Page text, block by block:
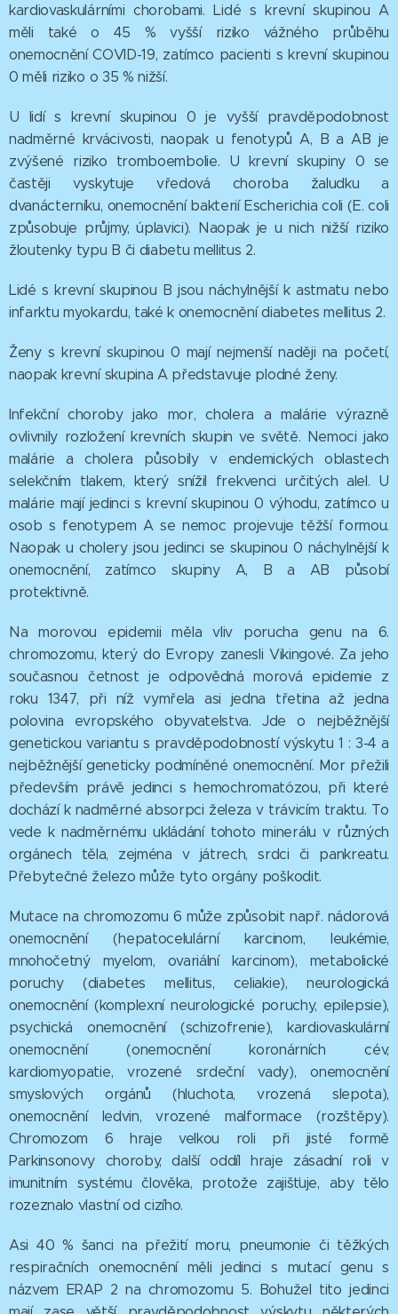
kardiovaskulárními chorobami. Lidé s krevní skupinou A
měli také o 45 % vyšší riziko vážného průběhu
onemocnění COVID-19, zatímco pacienti s krevní skupinou
0 měli riziko o 35 % nižší.
U lidí s krevní skupinou 0 je vyšší pravděpodobnost
nadměrné krvácivosti, naopak u fenotypů A, B a AB je
zvýšené riziko tromboembolie. U krevní skupiny 0 se
častěji vyskytuje vředová choroba žaludku a
dvanácterníku, onemocnění bakterií Escherichia coli (E. coli
způsobuje průjmy, úplavici). Naopak je u nich nižší riziko
žloutenky typu B či diabetu mellitus 2.
Lidé s krevní skupinou B jsou náchylnější k astmatu nebo
infarktu myokardu, také k onemocnění diabetes mellitus 2.
Ženy s krevní skupinou 0 mají nejmenší naději na početí,
naopak krevní skupina A představuje plodné ženy.
Infekční choroby jako mor, cholera a malárie výrazně
ovlivnily rozložení krevních skupin ve světě. Nemoci jako
malárie a cholera působily v endemických oblastech
selekčním tlakem, který snížil frekvenci určitých alel. U
malárie mají jedinci s krevní skupinou 0 výhodu, zatímco u
osob s fenotypem A se nemoc projevuje těžší formou.
Naopak u cholery jsou jedinci se skupinou 0 náchylnější k
onemocnění, zatímco skupiny A, B a AB působí
protektivně.
Na morovou epidemii měla vliv porucha genu na 6.
chromozomu, který do Evropy zanesli Vikingové. Za jeho
současnou četnost je odpovědná morová epidemie z
roku 1347, při níž vymřela asi jedna třetina až jedna
polovina evropského obyvatelstva. Jde o nejběžnější
genetickou variantu s pravděpodobností výskytu 1 : 3-4 a
nejběžnější geneticky podmíněné onemocnění. Mor přežili
především právě jedinci s hemochromatózou, při které
dochází k nadměrné absorpci železa v trávicím traktu. To
vede k nadměrnému ukládání tohoto minerálu v různých
orgánech těla, zejména v játrech, srdci či pankreatu.
Přebytečné železo může tyto orgány poškodit.
Mutace na chromozomu 6 může způsobit např. nádorová
onemocnění (hepatocelulární karcinom, leukémie,
mnohočetný myelom, ovariální karcinom), metabolické
poruchy (diabetes mellitus, celiakie), neurologická
onemocnění (komplexní neurologické poruchy, epilepsie),
psychická onemocnění (schizofrenie), kardiovaskulární
onemocnění (onemocnění koronárních cév,
kardiomyopatie, vrozené srdeční vady), onemocnění
smyslových orgánů (hluchota, vrozená slepota),
onemocnění ledvin, vrozené malformace (rozštěpy).
Chromozom 6 hraje velkou roli při jisté formě
Parkinsonovy choroby, další oddíl hraje zásadní roli v
imunitním systému člověka, protože zajišťuje, aby tělo
rozeznalo vlastní od cizího.
Asi 40 % šanci na přežití moru, pneumonie či těžkých
respiračních onemocnění měli jedinci s mutací genu s
názvem ERAP 2 na chromozomu 5. Bohužel tito jedinci